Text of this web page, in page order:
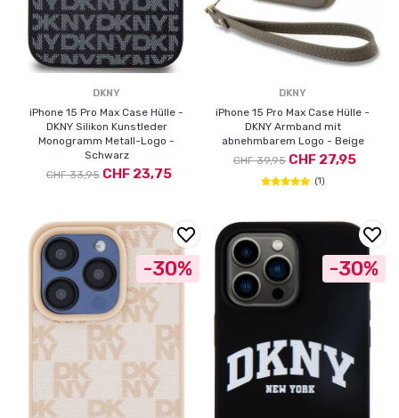
DKNY
iPhone 15 Pro Max Case Hülle -
DKNY Silikon Kunstleder
Monogramm Metall-Logo -
Schwarz
CHF 33,95CHF 23,75
DKNY
iPhone 15 Pro Max Case Hülle -
DKNY Armband mit
abnehmbarem Logo - Beige
CHF 39,95 CHF 27,95
(1)
-30% -30%